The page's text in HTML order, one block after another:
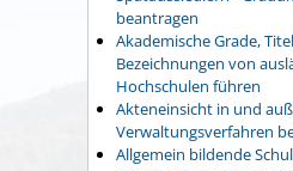
beantragen
Akademische Grade,
Bezeichnungen von
Hochschulen führen
Akteneinsicht in und
Verwaltungsverfahren
Allgemein bildende